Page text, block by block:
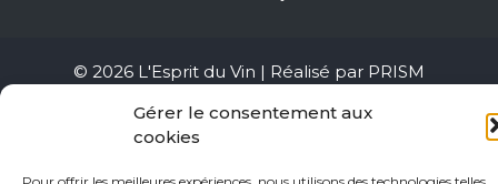
Gérer le consentement aux
cookies
© 2026 L'Esprit du Vin | Réalisé par PRISM